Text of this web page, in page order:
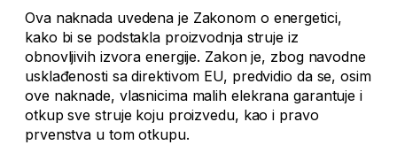
Ova naknada uvedena je Zakonom o energetici,
kako bi se podstakla proizvodnja struje iz
obnovljivih izvora energije. Zakon je, zbog navodne
usklađenosti sa direktivom EU, predvidio da se, osim
ove naknade, vlasnicima malih elekrana garantuje i
otkup sve struje koju proizvedu, kao i pravo
prvenstva u tom otkupu.